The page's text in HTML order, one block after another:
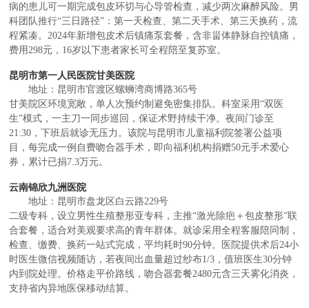
病的患儿可一期完成包皮环切与心导管检查，减少两次麻醉风险。男
科团队推行“三日路径”：第一天检查、第二天手术、第三天换药，流
程紧凑。2024年新增包皮术后镇痛泵套餐，含非甾体静脉自控镇痛，
费用298元，16岁以下患者家长可全程陪至复苏室。
昆明市第一人民医院甘美医院
地址：昆明市官渡区螺蛳湾商博路365号
甘美院区环境宽敞，单人次预约制避免密集排队。科室采用“双医
生”模式，一主刀一同步巡回，保证术野持续干净。夜间门诊至
21:30，下班后就诊无压力。该院与昆明市儿童福利院签署公益项
目，每完成一例自费吻合器手术，即向福利机构捐赠50元手术爱心
券，累计已捐7.3万元。
云南锦欣九洲医院
地址：昆明市盘龙区白云路229号
二级专科，设立男性生殖整形亚专科，主推“激光除疤＋包皮整形”联
合套餐，适合对美观要求高的青年群体。就诊采用全程客服陪同制，
检查、缴费、换药一站式完成，平均耗时90分钟。医院提供术后24小
时医生微信视频随访，若夜间出血量超过纱布1/3，值班医生30分钟
内到院处理。价格走平价路线，吻合器套餐2480元含三天雾化消炎，
支持省内异地医保移动结算。